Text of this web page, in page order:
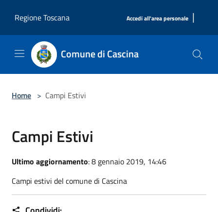
Regione Toscana
Accedi all'area personale |
Comune di Cascina
Home > Campi Estivi
Campi Estivi
Ultimo aggiornamento: 8 gennaio 2019, 14:46
Campi estivi del comune di Cascina